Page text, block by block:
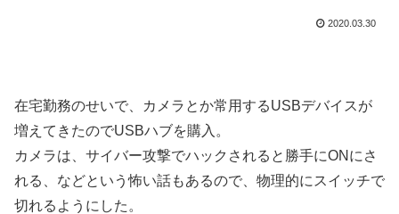
2020.03.30
在宅勤務のせいで、カメラとか常用するUSBデバイスが
増えてきたのでUSBハブを購入。
カメラは、サイバー攻撃でハックされると勝手にONにさ
れる、などという怖い話もあるので、物理的にスイッチで
切れるようにした。